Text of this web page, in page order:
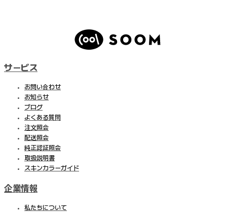
サービス
お問い合わせ
お知らせ
ブログ
よくある質問
注文照会
配送照会
純正認証照会
取扱説明書
スキンカラーガイド
企業情報
私たちについて